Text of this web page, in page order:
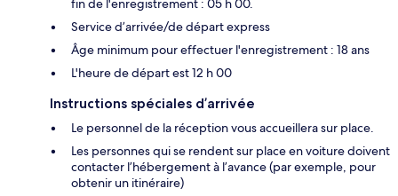
fin de l'enregistrement : 05 h 00.
Service d’arrivée/de départ express
Âge minimum pour effectuer l'enregistrement : 18 ans
L'heure de départ est 12 h 00
Instructions spéciales d’arrivée
Le personnel de la réception vous accueillera sur place.
Les personnes qui se rendent sur place en voiture doivent
contacter l’hébergement à l’avance (par exemple, pour
obtenir un itinéraire)